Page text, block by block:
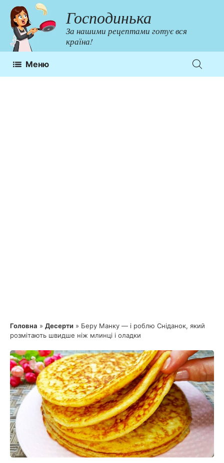
Перейти
до
контенту
Господинька
За нашими рецептами готує вся
країна!
Меню
Головна » Десерти » Беру Манку — і роблю Сніданок, який
розмітають швидше ніж млинці і оладки